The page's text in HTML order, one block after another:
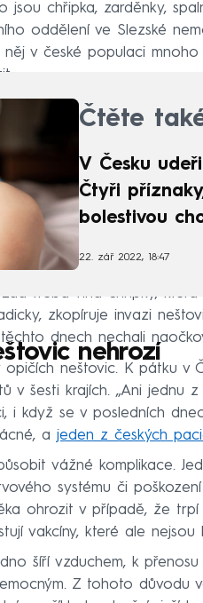
jsou chřipka, zarděnky,
oddělení ve Slezské
v české populaci
Čtěte
V Česku
Čtyři
bolestivou
22. zář 2022, 18:47
třeba vlna chřipky,
zkopíruje invazi
dnech nechali
nehrozí
neštovic. K pátku v
v šesti krajích. „Ani jednu
i když se v posledních
a jeden z českých
vážné komplikace.
systému či
ohrozit v případě, že
vakcíny, které ale
šíří vzduchem, k
Z tohoto důvodu